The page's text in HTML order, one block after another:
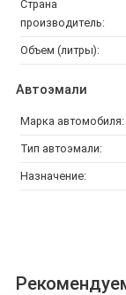
Страна
производитель:
Объем (литры):
Автоэмали
Марка автомобиля:
Тип автоэмали:
Назначение: